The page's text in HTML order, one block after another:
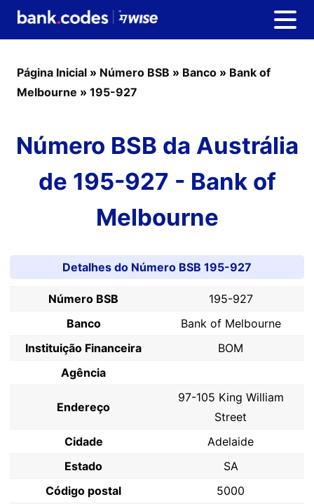
Página Inicial » Número BSB » Banco » Bank of
Melbourne » 195-927
Número BSB da Austrália
de 195-927 - Bank of
Melbourne
Detalhes do Número BSB 195-927
Número BSB
195-927
Banco
Bank of Melbourne
Instituição Financeira
BOM
Agência
Endereço
97-105 King William
Street
Cidade
Adelaide
Estado
SA
Código postal
5000